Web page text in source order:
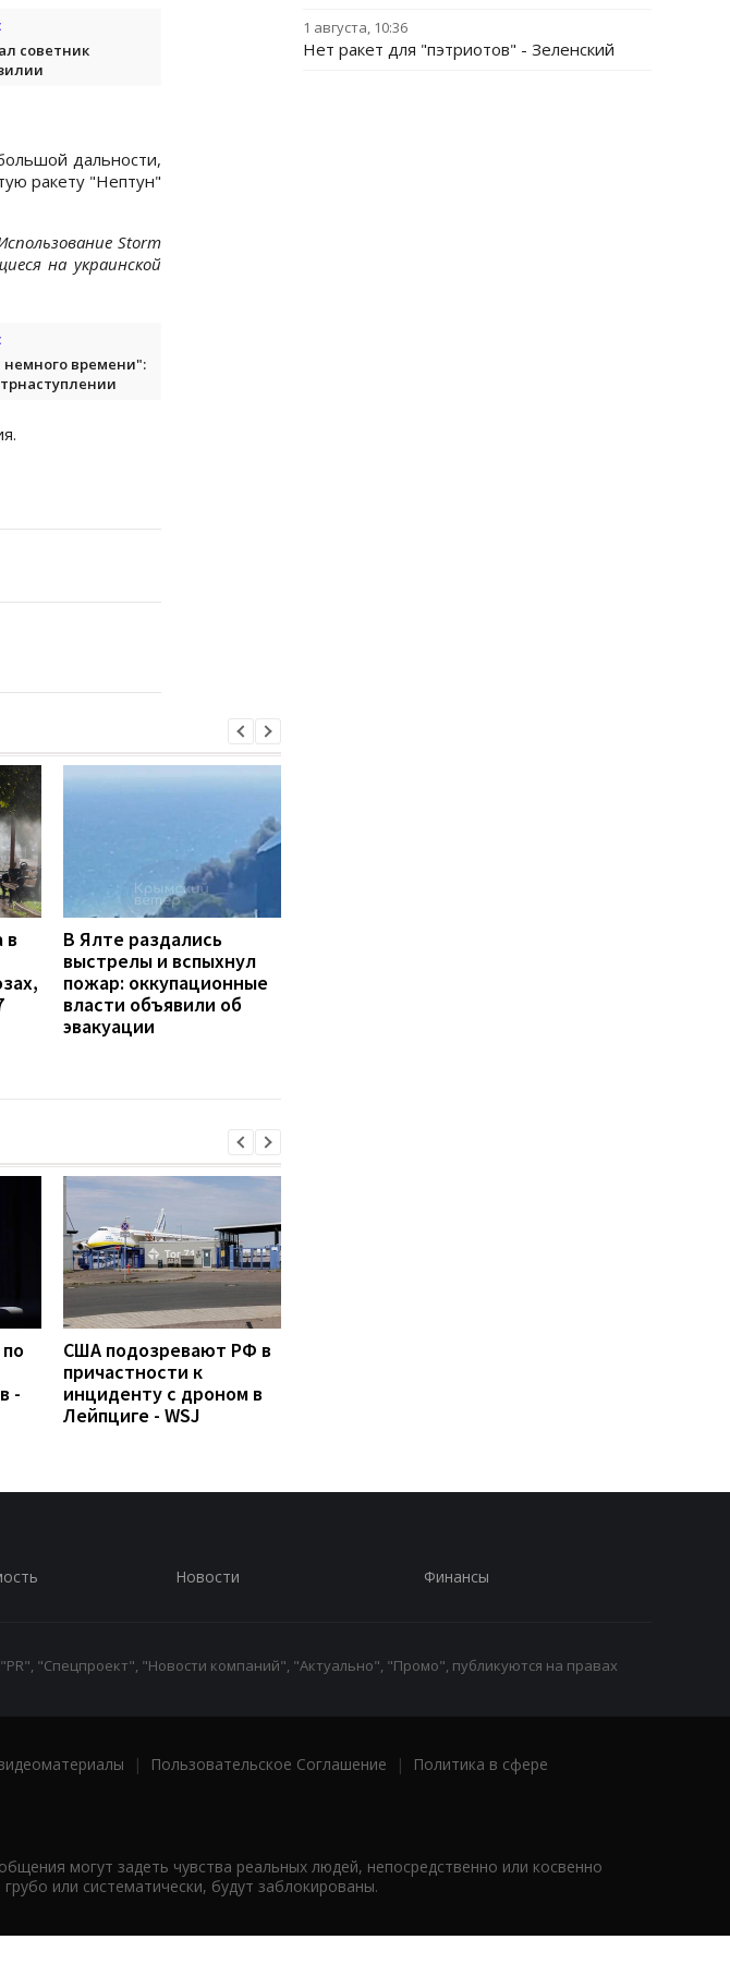
советник
дальности,
ракету "Нептун"
Storm
на украинской
времени":
в
В Ялте раздались
выстрелы и вспыхнул
пожар: оккупационные
власти объявили об
эвакуации
-
США подозревают РФ в
причастности к
инциденту с дроном в
Лейпциге - WSJ
1 августа, 10:36
Нет ракет для "пэтриотов" - Зеленский
Новости Финансы
"Спецпроект", "Новости компаний", "Актуально", "Промо", публикуются на правах
| Пользовательское Соглашение |
Политика в сфере
могут задеть чувства реальных людей, непосредственно или косвенно
или систематически, будут заблокированы.